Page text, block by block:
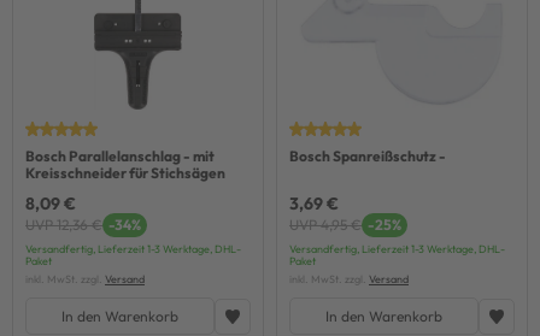
Bosch Parallelanschlag - mit
Kreisschneider für Stichsägen
8,09 €
UVP 12,36 € -34%
Versandfertig, Lieferzeit 1-3 Werktage, DHL-
Paket
inkl. MwSt. zzgl. Versand
In den Warenkorb
Bosch Spanreißschutz -
3,69 €
UVP 4,95 € -25%
Versandfertig, Lieferzeit 1-3 Werktage, DHL-
Paket
inkl. MwSt. zzgl. Versand
In den Warenkorb